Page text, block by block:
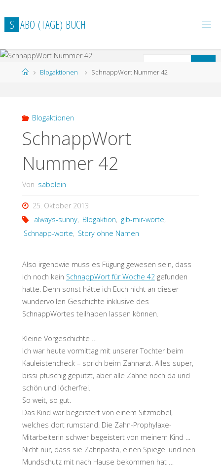
Inhalt
springen
S ABO (TAGE) BUCH
StartBlogaktionen SchnappWort Nummer 42
Blogaktionen
SchnappWort
Nummer 42
Von sabolein
25. Oktober 2013
always-sunny, Blogaktion, gib-mir-worte,
Schnapp-worte, Story ohne Namen
Also irgendwie muss es Fügung gewesen sein, dass
ich noch kein SchnappWort für Woche 42gefunden
hatte. Denn sonst hätte ich Euch nicht an dieser
wundervollen Geschichte inklusive des
SchnappWortes teilhaben lassen können.
Kleine Vorgeschichte …
Ich war heute vormittag mit unserer Tochter beim
Kauleistencheck – sprich beim Zahnarzt. Alles super,
bissi pfuschig geputzt, aber alle Zähne noch da und
schön und löcherfrei.
So weit, so gut.
Das Kind war begeistert von einem Sitzmöbel,
welches dort rumstand. Die Zahn-Prophylaxe-
Mitarbeiterin schwer begeistert von meinem Kind …
Nicht nur, dass sie Zahnpasta, einen Spiegel und nen
Mundschutz mit nach Hause bekommen hat …